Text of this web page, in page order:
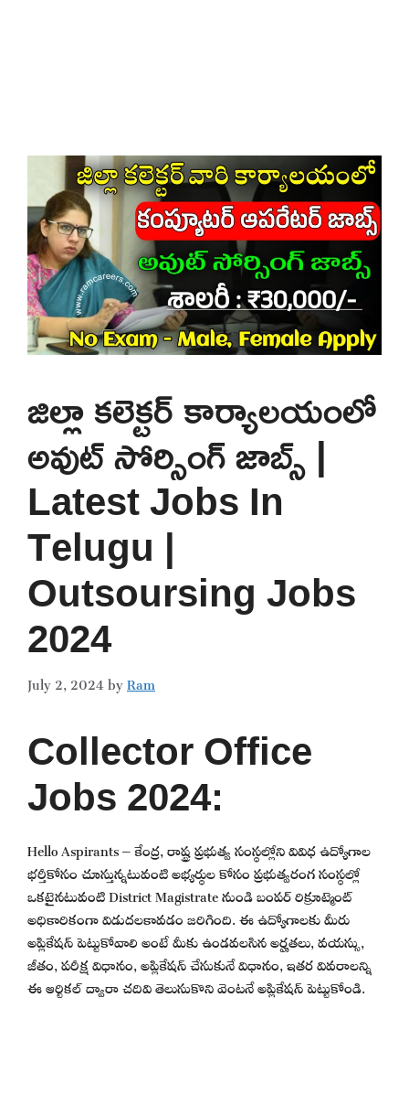
జిల్లా కలెక్టర్ కార్యాలయంలో
అవుట్ సోర్సింగ్ జాబ్స్ |
Latest Jobs In
Telugu |
Outsoursing Jobs
2024
July 2, 2024byRam
Collector Office
Jobs 2024:
Hello Aspirants – కేంద్ర, రాష్ట్ర ప్రభుత్వ సంస్థల్లోని వివిధ ఉద్యోగాల
భర్తీకోసం చూస్తున్నటువంటి అభ్యర్థుల కోసం ప్రభుత్వరంగ సంస్థల్లో
ఒకటైనటువంటి District Magistrate నుండి బంపర్ రిక్రూట్మెంట్
అధికారికంగా విడుదలకావడం జరిగింది. ఈ ఉద్యోగాలకు మీరు
అప్లికేషన్ పెట్టుకోవాలి అంటే మీకు ఉండవలసిన అర్హతలు, వయస్సు,
జీతం, పరీక్ష విధానం, అప్లికేషన్ చేసుకునే విధానం, ఇతర వివరాలన్ని
ఈ ఆర్టికల్ ద్వారా చదివి తెలుసుకొని వెంటనే అప్లికేషన్ పెట్టుకోండి.